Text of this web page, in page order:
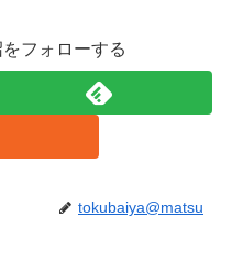
フォローする
tokubaiya@matsu